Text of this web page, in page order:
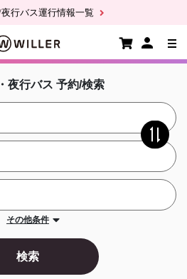
行バス運行情報一覧
夜行バス 予約/検索
その他条件
検索